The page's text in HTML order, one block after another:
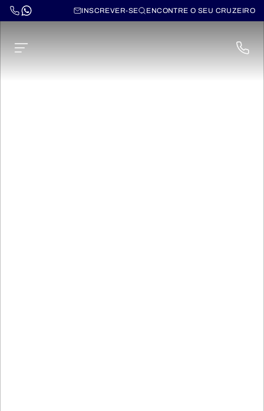
INSCREVER-SE ENCONTRE O SEU CRUZEIRO
Voltas ao Mundo